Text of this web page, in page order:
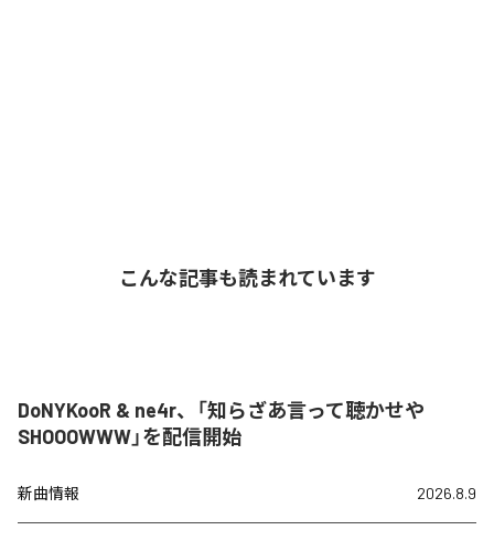
こんな記事も読まれています
DoNYKooR & ne4r、「知らざあ言って聴かせや
SHOOOWWW」を配信開始
新曲情報 2026.8.9